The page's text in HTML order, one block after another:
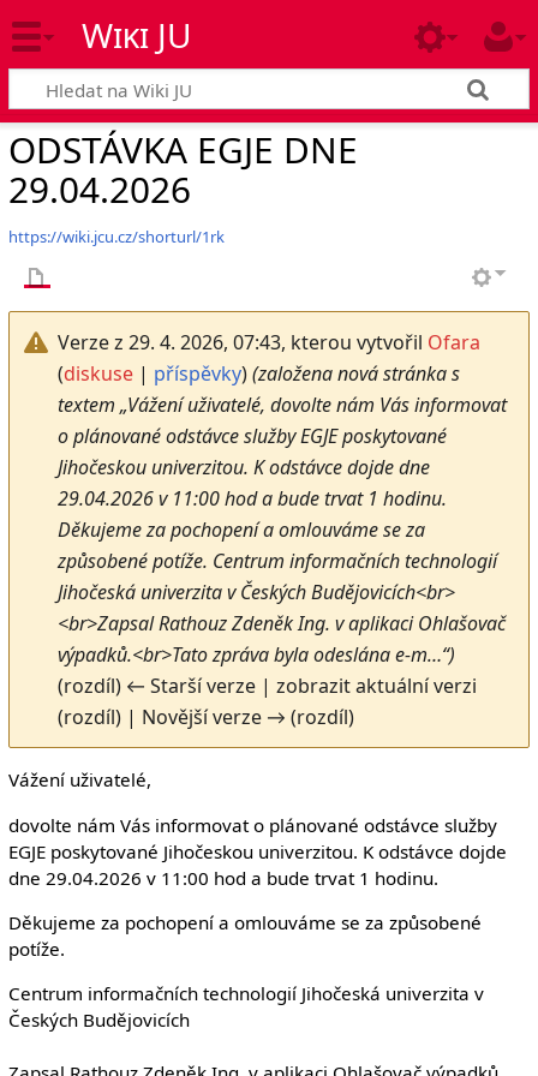
Wiki JU
ODSTÁVKA EGJE DNE
29.04.2026
https://wiki.jcu.cz/shorturl/1rk
Verze z 29. 4. 2026, 07:43, kterou vytvořil Ofara
(diskuse| příspěvky)(založena nová stránka s
textem „Vážení uživatelé, dovolte nám Vás informovat
o plánované odstávce služby EGJE poskytované
Jihočeskou univerzitou. K odstávce dojde dne
29.04.2026 v 11:00 hod a bude trvat 1 hodinu.
Děkujeme za pochopení a omlouváme se za
způsobené potíže. Centrum informačních technologií
Jihočeská univerzita v Českých Budějovicích<br>
<br>Zapsal Rathouz Zdeněk Ing. v aplikaci Ohlašovač
výpadků.<br>Tato zpráva byla odeslána e-m…“)
(rozdíl) ← Starší verze | zobrazit aktuální verzi
(rozdíl) | Novější verze → (rozdíl)
Vážení uživatelé,
dovolte nám Vás informovat o plánované odstávce služby
EGJE poskytované Jihočeskou univerzitou. K odstávce dojde
dne 29.04.2026 v 11:00 hod a bude trvat 1 hodinu.
Děkujeme za pochopení a omlouváme se za způsobené
potíže.
Centrum informačních technologií Jihočeská univerzita v
Českých Budějovicích